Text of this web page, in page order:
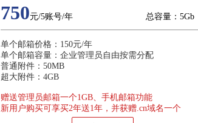
750元/5账号/年 总容量：5Gb
单个邮箱价格：150元/年
单个邮箱容量：企业管理员自由按需分配
普通附件：50MB
超大附件：4GB
赠送管理员邮箱一个1GB、手机邮箱功能
新用户购买可享买2年送1年，并获赠.cn域名一个